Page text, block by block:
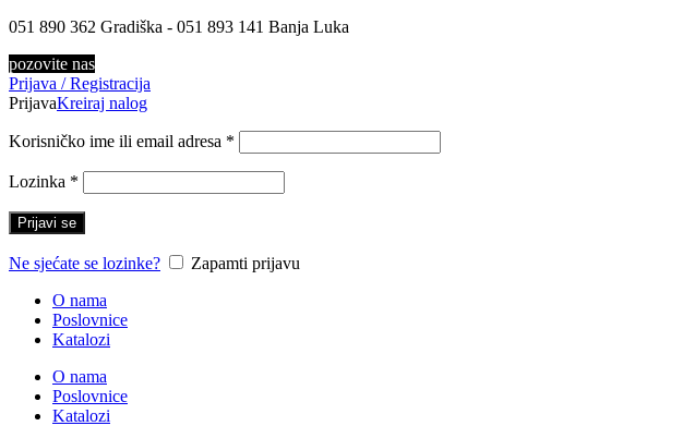
051 890 362 Gradiška - 051 893 141 Banja Luka
pozovite nas
Prijava / Registracija
PrijavaKreiraj nalog
Korisničko ime ili email adresa *
Lozinka *
Prijavi se
Ne sjećate se lozinke?
Zapamti prijavu
O nama
Poslovnice
Katalozi
O nama
Poslovnice
Katalozi